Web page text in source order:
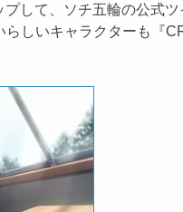
して、ソチ五輪の公式
しいキャラクターも『